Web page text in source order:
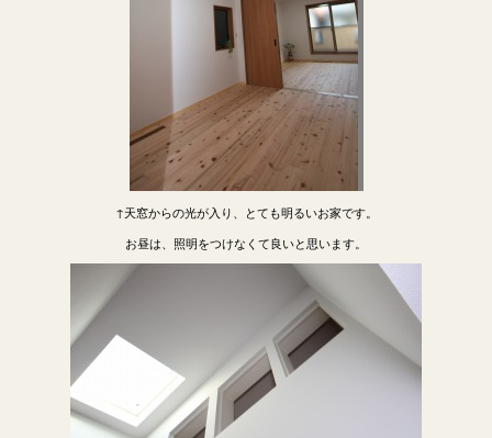
↑天窓からの光が入り、とても明るいお家です。
お昼は、照明をつけなくて良いと思います。